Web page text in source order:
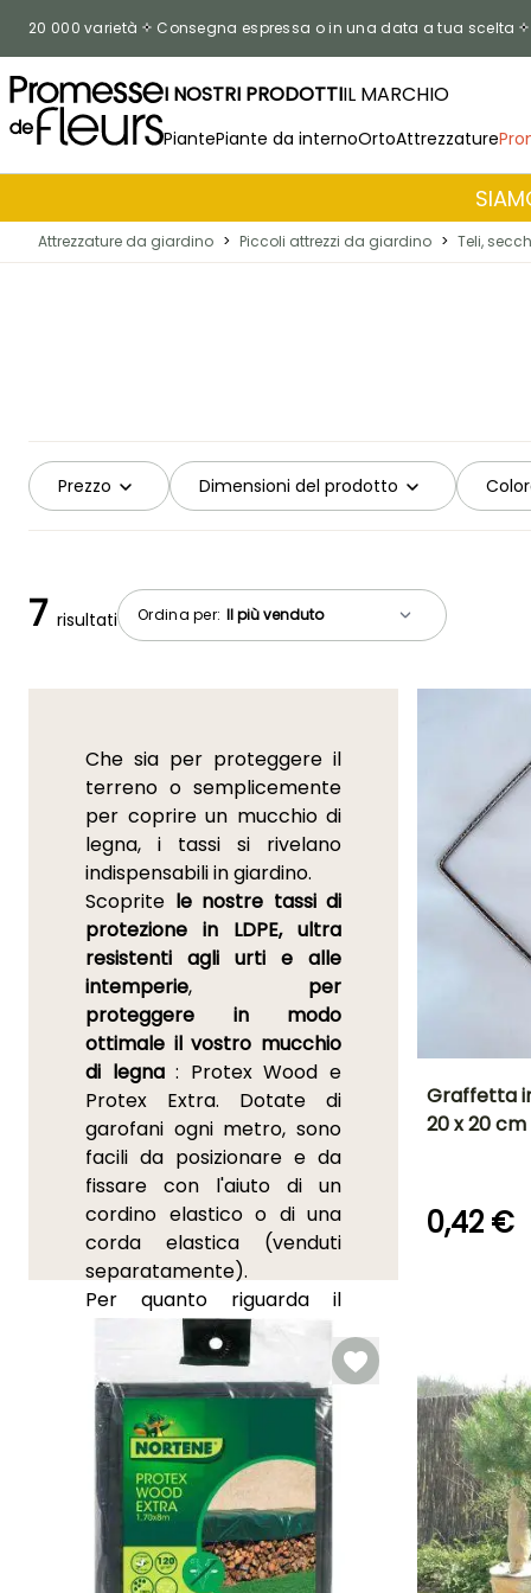
20 000 varietà Consegna espressa o in una data a tua scelta
I NOSTRI PRODOTTIIL MARCHIO
PiantePiante da internoOrtoAttrezzature
Attrezzature da giardino > Piccoli attrezzi da giardino > Teli,
Prezzo Dimensioni del prodotto
Ordina per:
7 risultati
Che sia per proteggere il
terreno o semplicemente
per coprire un mucchio di
legna, i tassi si rivelano
indispensabili in giardino.
Scoprite le nostre tassi di
protezione in LDPE, ultra
resistenti agli urti e alle
intemperie, per
proteggere in modo
ottimale il vostro mucchio
di legna: Protex Wood e
Protex Extra. Dotate di
garofani ogni metro, sono
facili da posizionare e da
fissare con l'aiuto di un
cordino elastico o di una
corda elastica (venduti
separatamente).
Per quanto riguarda il
il telo invernale
NETSOLpermette di
mantenerlo pulito e
ordinato
evitando la
crescita delle erbacce in
inverno. Contribuisce
anche a riscaldare il
terreno, creando un
ambiente favorevole per i
seminati e le piantagioni di
Graffetta
20 x 20
0,42 €